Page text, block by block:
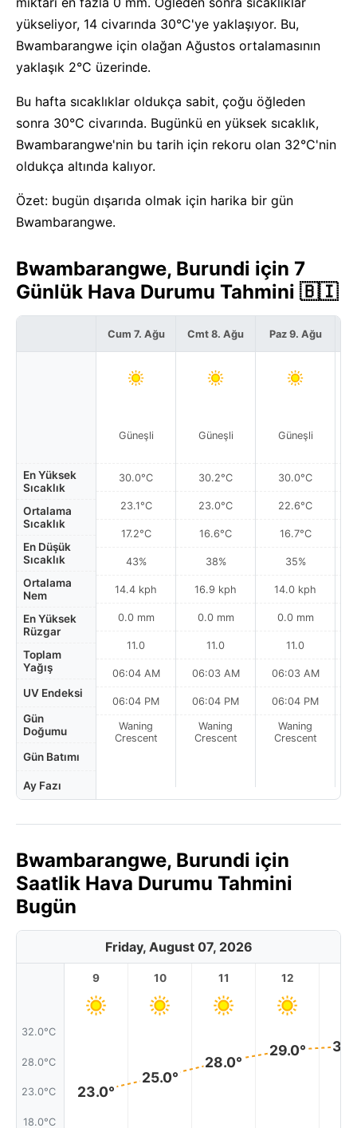
yükseliyor, 14 civarında 30°C'ye yaklaşıyor. Bu,
Bwambarangwe için olağan Ağustos ortalamasının
yaklaşık 2°C üzerinde.
Bu hafta sıcaklıklar oldukça sabit, çoğu öğleden
sonra 30°C civarında. Bugünkü en yüksek sıcaklık,
Bwambarangwe'nin bu tarih için rekoru olan 32°C'nin
oldukça altında kalıyor.
Özet: bugün dışarıda olmak için harika bir gün
Bwambarangwe.
Bwambarangwe, Burundi için 7
Günlük Hava Durumu Tahmini 🇧🇮
En Yüksek
Sıcaklık
Ortalama
Sıcaklık
En Düşük
Sıcaklık
Ortalama
Nem
En Yüksek
Rüzgar
Toplam
Yağış
UV Endeksi
Gün
Doğumu
Gün Batımı
Ay Fazı
Cum 7. Ağu
Güneşli
30.0°C
23.1°C
17.2°C
43%
14.4 kph
0.0 mm
11.0
06:04 AM
06:04 PM
Waning
Crescent
Cmt 8. Ağu
Güneşli
30.2°C
23.0°C
16.6°C
38%
16.9 kph
0.0 mm
11.0
06:03 AM
06:04 PM
Waning
Crescent
Paz 9. Ağu
Güneşli
30.0°C
22.6°C
16.7°C
35%
14.0 kph
0.0 mm
11.0
06:03 AM
06:04 PM
Waning
Crescent
Bwambarangwe, Burundi için
Saatlik Hava Durumu Tahmini
Bugün
Friday, August 07, 2026
32.0°C
28.0°C
23.0°C
18.0°C
9
23.0°
10
25.0°
11
28.0°
12
29.0°